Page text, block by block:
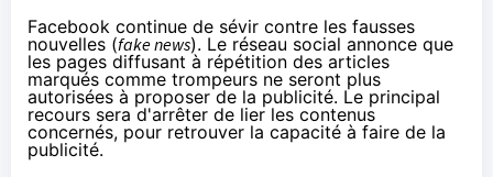
Facebook continue de sévir contre les fausses
nouvelles (fake news). Le réseau social annonce que
les pages diffusant à répétition des articles
marqués comme trompeurs ne seront plus
autorisées à proposer de la publicité. Le principal
recours sera d'arrêter de lier les contenus
concernés, pour retrouver la capacité à faire de la
publicité.